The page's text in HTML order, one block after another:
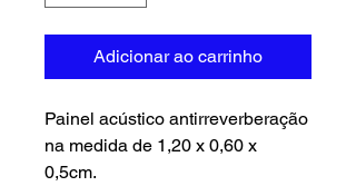
Adicionar ao carrinho
Painel acústico antirreverberação
na medida de 1,20 x 0,60 x
0,5cm.